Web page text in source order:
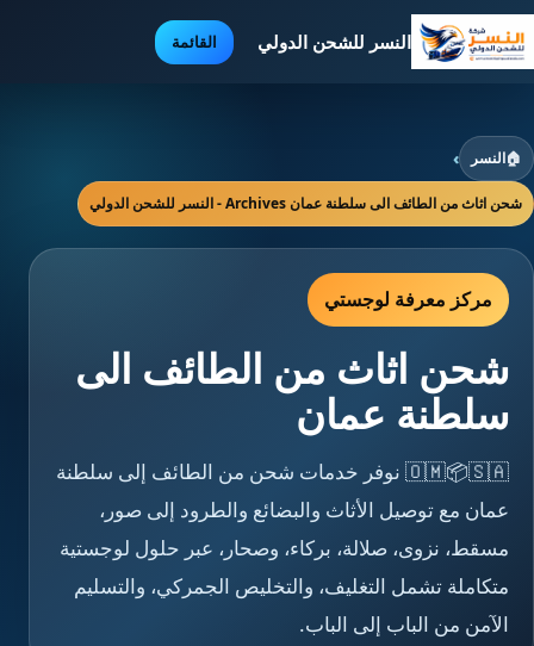
النسر للشحن الدولي القائمة
🏠النسر ›
شحن اثاث من الطائف الى سلطنة عمان Archives - النسر للشحن الدولي
مركز معرفة لوجستي
شحن اثاث من الطائف الى
سلطنة عمان
🇴🇲📦🇸🇦 نوفر خدمات شحن من الطائف إلى سلطنة
عمان مع توصيل الأثاث والبضائع والطرود إلى صور،
مسقط، نزوى، صلالة، بركاء، وصحار، عبر حلول لوجستية
متكاملة تشمل التغليف، والتخليص الجمركي، والتسليم
الآمن من الباب إلى الباب.